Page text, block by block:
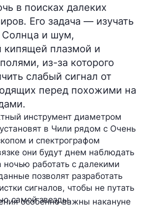
в поисках далеких
Его задача — изучать
Солнца и шум,
кипящей плазмой и
из-за которого
слабый сигнал от
перед похожими на
инструмент диаметром
в Чили рядом с Очень
и спектрографом
они будут днем наблюдать
работать с далекими
позволят разработать
сигналов, чтобы не путать
самой звезды.
особенно важны накануне